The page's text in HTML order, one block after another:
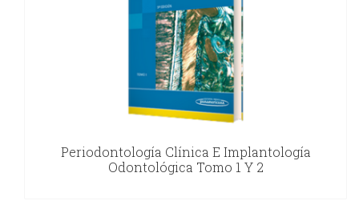
Periodontología Clínica E Implantología
Odontológica Tomo 1 Y 2